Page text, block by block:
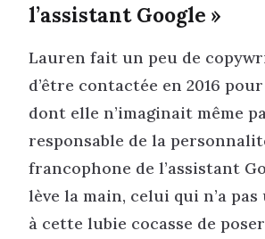
l’assistant Google »
Lauren fait un peu de
d’être contactée en 2016
dont elle n’imaginait même
responsable de la
francophone de l’assistant
lève la main, celui qui n’a
à cette lubie cocasse de